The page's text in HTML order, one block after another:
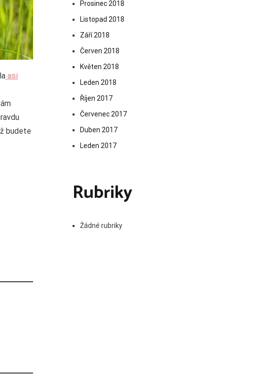
asi
budete
Prosinec 2018
Listopad 2018
Září 2018
Červen 2018
Květen 2018
Leden 2018
Říjen 2017
Červenec 2017
Duben 2017
Leden 2017
Rubriky
Žádné rubriky